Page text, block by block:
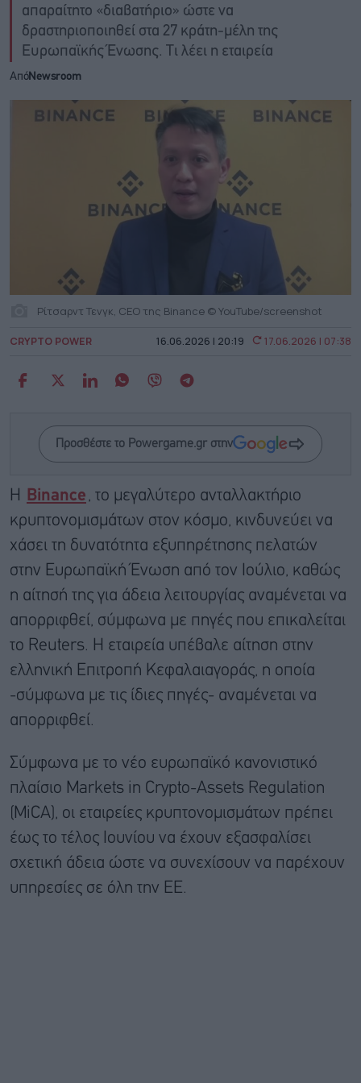
απαραίτητο «διαβατήριο» ώστε να
δραστηριοποιηθεί στα 27 κράτη-μέλη της
Ευρωπαϊκής Ένωσης. Τι λέει η εταιρεία
ΑπόNewsroom
Ρίτσαρντ Τενγκ, CEO της Binance © YouTube/screenshot
CRYPTO POWER 16.06.2026 | 20:19 17.06.2026 | 07:38
Προσθέστε το Powergame.gr στην
Η Binance , το μεγαλύτερο ανταλλακτήριο
κρυπτονομισμάτων στον κόσμο, κινδυνεύει να
χάσει τη δυνατότητα εξυπηρέτησης πελατών
στην Ευρωπαϊκή Ένωση από τον Ιούλιο, καθώς
η αίτησή της για άδεια λειτουργίας αναμένεται να
απορριφθεί, σύμφωνα με πηγές που επικαλείται
το Reuters. Η εταιρεία υπέβαλε αίτηση στην
ελληνική Επιτροπή Κεφαλαιαγοράς, η οποία
-σύμφωνα με τις ίδιες πηγές- αναμένεται να
απορριφθεί.
Σύμφωνα με το νέο ευρωπαϊκό κανονιστικό
πλαίσιο Markets in Crypto-Assets Regulation
(MiCA), οι εταιρείες κρυπτονομισμάτων πρέπει
έως το τέλος Ιουνίου να έχουν εξασφαλίσει
σχετική άδεια ώστε να συνεχίσουν να παρέχουν
υπηρεσίες σε όλη την ΕΕ.